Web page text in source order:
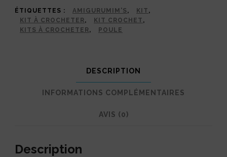
ÉTIQUETTES : AMIGURUMIM'S , KIT ,
KIT À CROCHETER, KIT CROCHET ,
KITS À CROCHETER, POULE
DESCRIPTION
INFORMATIONS COMPLÉMENTAIRES
AVIS (0)
Description